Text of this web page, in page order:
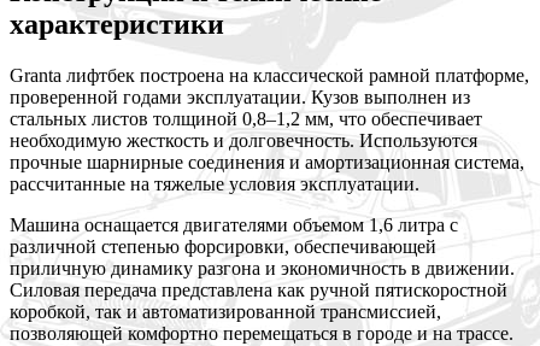
характеристики
Granta лифтбек построена на классической рамной платформе,
проверенной годами эксплуатации. Кузов выполнен из
стальных листов толщиной 0,8–1,2 мм, что обеспечивает
необходимую жесткость и долговечность. Используются
прочные шарнирные соединения и амортизационная система,
рассчитанные на тяжелые условия эксплуатации.
Машина оснащается двигателями объемом 1,6 литра с
различной степенью форсировки, обеспечивающей
приличную динамику разгона и экономичность в движении.
Силовая передача представлена как ручной пятискоростной
коробкой, так и автоматизированной трансмиссией,
позволяющей комфортно перемещаться в городе и на трассе.